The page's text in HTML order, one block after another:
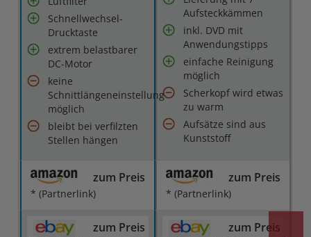
Schnellwechsel-
Drucktaste
extrem belastbarer
DC-Motor
keine
Schnittlängeneinstellung
möglich
bleibt bei verfilzten
Stellen hängen
Aufsteckkämmen
inkl. DVD mit
Anwendungstipps
einfache Reinigung
möglich
Scherkopf wird etwas
zu warm
Aufsätze sind aus
Kunststoff
zum Preis
* (Partnerlink)
zum Preis
* (Partnerlink)
zum Preis zum Preis